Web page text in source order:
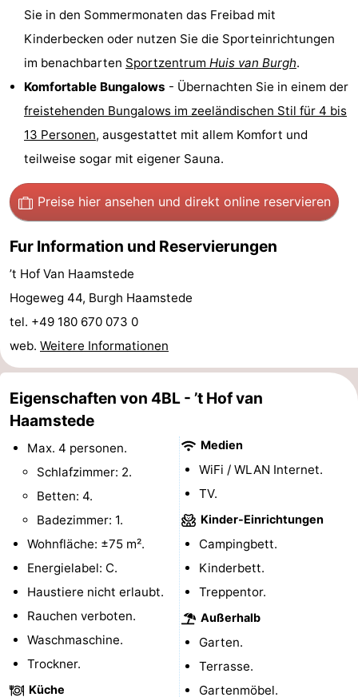
Spielplätze
Spielplätze
Bowling
Zentren
Dörfer
&
Städte
Natur
Führungen
Sport
-
Schwimmbader
-
Radfahren
-
Reiten
Surfen
-
Sportangeln
Tauchen
Seehunden
und
Veranstaltungen
Sie in den Sommermonaten das Freibad mit
Kinderbecken oder nutzen Sie die Sporteinrichtungen
im benachbarten Sportzentrum Huis van Burgh.
Komfortable Bungalows - Übernachten Sie in einem der
freistehenden Bungalows im zeeländischen Stil für 4 bis
13 Personen, ausgestattet mit allem Komfort und
teilweise sogar mit eigener Sauna.
Preise hier ansehen und direkt online reservieren
Fur Information und Reservierungen
’t Hof Van Haamstede
Hogeweg 44, Burgh Haamstede
tel. +49 180 670 073 0
web. Weitere Informationen
Eigenschaften von 4BL - ’t Hof van
Haamstede
Max. 4 personen.
Schlafzimmer: 2.
Betten: 4.
Badezimmer: 1.
Wohnfläche: ±75 m².
Energielabel: C.
Haustiere nicht erlaubt.
Rauchen verboten.
Waschmaschine.
Trockner.
Küche
Medien
WiFi / WLAN Internet.
TV.
Kinder-Einrichtungen
Campingbett.
Kinderbett.
Treppentor.
Außerhalb
Garten.
Terrasse.
Gartenmöbel.